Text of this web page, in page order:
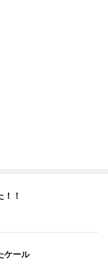
！
ケール